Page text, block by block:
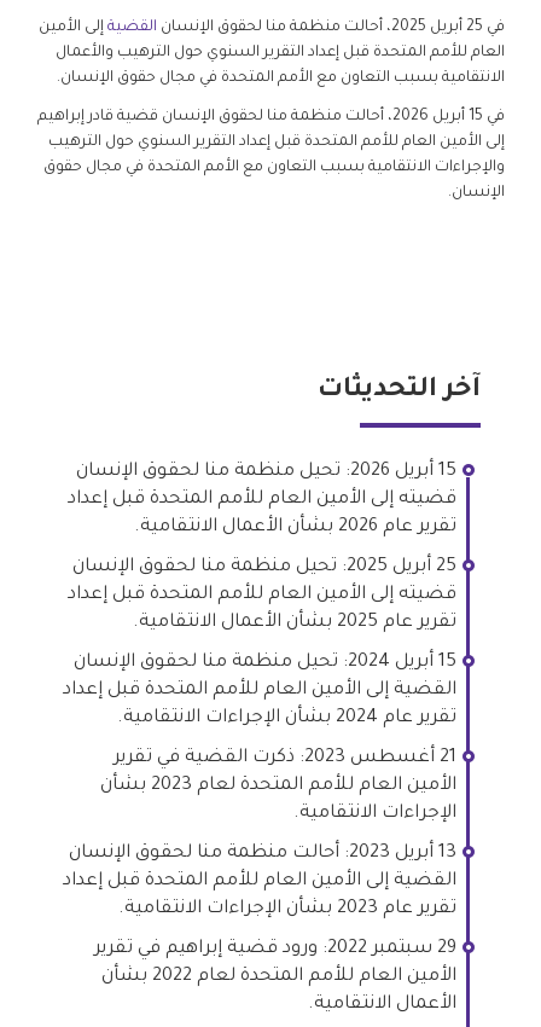
في 25 أبريل 2025، أحالت منظمة منا لحقوق الإنسان القضية إلى الأمين
العام للأمم المتحدة قبل إعداد التقرير السنوي حول الترهيب والأعمال
الانتقامية بسبب التعاون مع الأمم المتحدة في مجال حقوق الإنسان.
في 15 أبريل 2026، أحالت منظمة منا لحقوق الإنسان قضية قادر إبراهيم
إلى الأمين العام للأمم المتحدة قبل إعداد التقرير السنوي حول الترهيب
والإجراءات الانتقامية بسبب التعاون مع الأمم المتحدة في مجال حقوق
الإنسان.
آخر التحديثات
15 أبريل 2026: تحيل منظمة منا لحقوق الإنسان
قضيته إلى الأمين العام للأمم المتحدة قبل إعداد
تقرير عام 2026 بشأن الأعمال الانتقامية.
25 أبريل 2025: تحيل منظمة منا لحقوق الإنسان
قضيته إلى الأمين العام للأمم المتحدة قبل إعداد
تقرير عام 2025 بشأن الأعمال الانتقامية.
15 أبريل 2024: تحيل منظمة منا لحقوق الإنسان
القضية إلى الأمين العام للأمم المتحدة قبل إعداد
تقرير عام 2024 بشأن الإجراءات الانتقامية.
21 أغسطس 2023: ذكرت القضية في تقرير
الأمين العام للأمم المتحدة لعام 2023 بشأن
الإجراءات الانتقامية.
13 أبريل 2023: أحالت منظمة منا لحقوق الإنسان
القضية إلى الأمين العام للأمم المتحدة قبل إعداد
تقرير عام 2023 بشأن الإجراءات الانتقامية.
29 سبتمبر 2022: ورود قضية إبراهيم في تقرير
الأمين العام للأمم المتحدة لعام 2022 بشأن
الأعمال الانتقامية.